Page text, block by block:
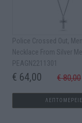
Police Crossed Out,
Νecklace From Silver
PEAGN2211301
€ 64,00 € 80,00